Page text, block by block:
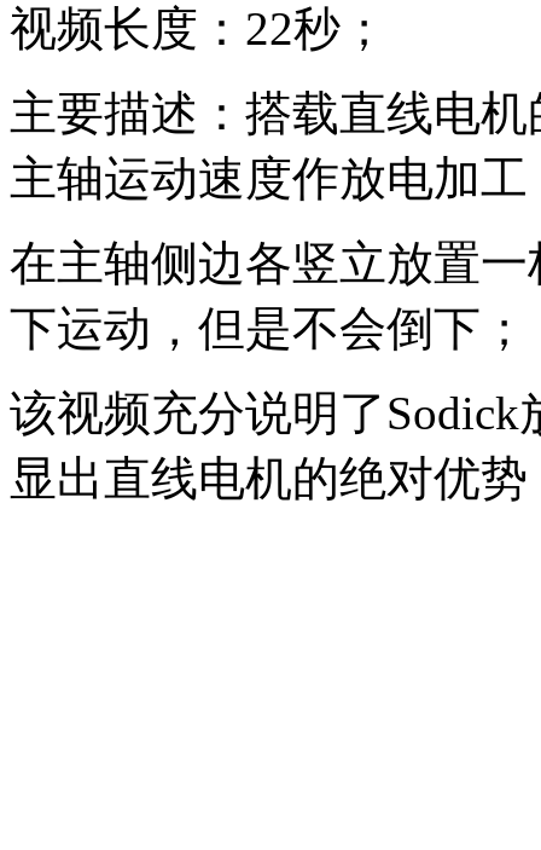
视频长度：22秒；
主要描述：搭载直线电机
主轴运动速度作放电加工
在主轴侧边各竖立放置
下运动，但是不会倒下；
该视频充分说明了
显出直线电机的绝对优势